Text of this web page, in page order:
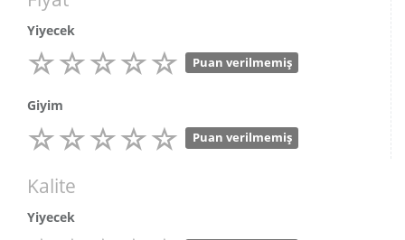
Yiyecek
Puan verilmemiş
Giyim
Puan verilmemiş
Kalite
Yiyecek